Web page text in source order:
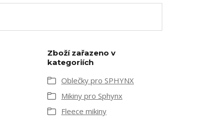
Zboží zařazeno v
kategoriích
Oblečky pro SPHYNX
Mikiny pro Sphynx
Fleece mikiny